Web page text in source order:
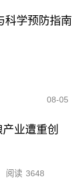
科学预防指南
08-05
业遭重创
阅读 3648